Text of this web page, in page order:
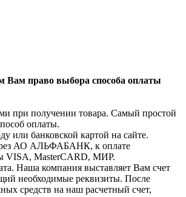
Вам право выбора способа оплаты
при получении товара. Самый простой
оплаты.
или банковской картой на сайте.
АО АЛЬФАБАНК, к оплате
VISA, MasterCARD, МИР.
Наша компания выставляет Вам счет
необходимые реквизиты. После
средств на наш расчетный счет,